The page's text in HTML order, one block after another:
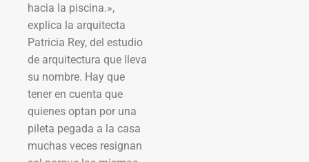
hacia la piscina.»,
explica la arquitecta
Patricia Rey, del estudio
de arquitectura que lleva
su nombre. Hay que
tener en cuenta que
quienes optan por una
pileta pegada a la casa
muchas veces resignan